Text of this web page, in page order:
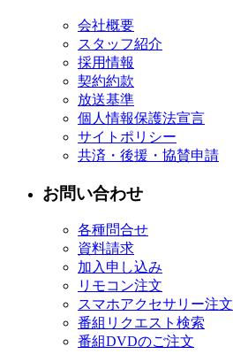
会社概要
スタッフ紹介
採用情報
契約約款
放送基準
個人情報保護法宣言
サイトポリシー
共済・後援・協賛申請
お問い合わせ
各種問合せ
資料請求
加入申し込み
リモコン注文
スマホアクセサリー注文
番組リクエスト検索
番組DVDのご注文